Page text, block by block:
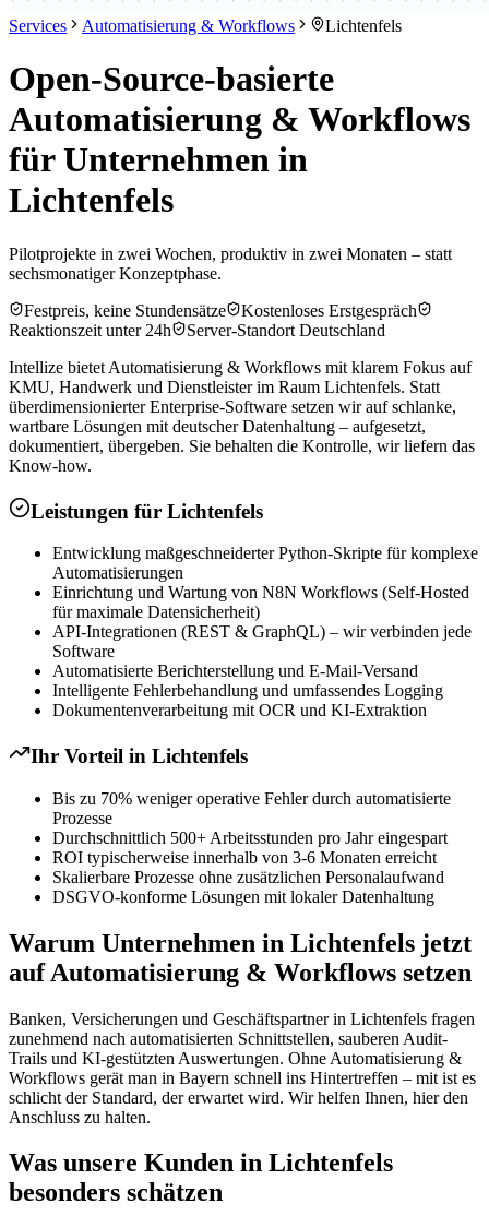
Services Automatisierung & Workflows Lichtenfels
Open-Source-basierte
Automatisierung & Workflows
für Unternehmen in
Lichtenfels
Pilotprojekte in zwei Wochen, produktiv in zwei Monaten – statt
sechsmonatiger Konzeptphase.
Festpreis, keine Stundensätze
Kostenloses Erstgespräch
Reaktionszeit unter 24h
Server-Standort Deutschland
Intellize bietet Automatisierung & Workflows mit klarem Fokus auf
KMU, Handwerk und Dienstleister im Raum Lichtenfels. Statt
überdimensionierter Enterprise-Software setzen wir auf schlanke,
wartbare Lösungen mit deutscher Datenhaltung – aufgesetzt,
dokumentiert, übergeben. Sie behalten die Kontrolle, wir liefern das
Know-how.
Leistungen für Lichtenfels
Entwicklung maßgeschneiderter Python-Skripte für komplexe
Automatisierungen
Einrichtung und Wartung von N8N Workflows (Self-Hosted
für maximale Datensicherheit)
API-Integrationen (REST & GraphQL) – wir verbinden jede
Software
Automatisierte Berichterstellung und E-Mail-Versand
Intelligente Fehlerbehandlung und umfassendes Logging
Dokumentenverarbeitung mit OCR und KI-Extraktion
Ihr Vorteil in Lichtenfels
Bis zu 70% weniger operative Fehler durch automatisierte
Prozesse
Durchschnittlich 500+ Arbeitsstunden pro Jahr eingespart
ROI typischerweise innerhalb von 3-6 Monaten erreicht
Skalierbare Prozesse ohne zusätzlichen Personalaufwand
DSGVO-konforme Lösungen mit lokaler Datenhaltung
Warum Unternehmen in Lichtenfels jetzt
auf Automatisierung & Workflows setzen
Banken, Versicherungen und Geschäftspartner in Lichtenfels fragen
zunehmend nach automatisierten Schnittstellen, sauberen Audit-
Trails und KI-gestützten Auswertungen. Ohne Automatisierung &
Workflows gerät man in Bayern schnell ins Hintertreffen – mit ist es
schlicht der Standard, der erwartet wird. Wir helfen Ihnen, hier den
Anschluss zu halten.
Was unsere Kunden in Lichtenfels
besonders schätzen